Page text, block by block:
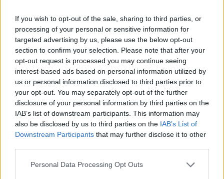
If you wish to opt-out of the sale, sharing to third parties, or
processing of your personal or sensitive information for
targeted advertising by us, please use the below opt-out
section to confirm your selection. Please note that after your
opt-out request is processed you may continue seeing
interest-based ads based on personal information utilized by
us or personal information disclosed to third parties prior to
your opt-out. You may separately opt-out of the further
disclosure of your personal information by third parties on the
IAB’s list of downstream participants. This information may
also be disclosed by us to third parties on the IAB’s List of
Downstream Participants that may further disclose it to other
Personal Data Processing Opt Outs
Πριν 6 ημέρες
5ημερη εκδρομή σε Προύσα - Κωνσταντινούπολη
με το Sunrise Tours